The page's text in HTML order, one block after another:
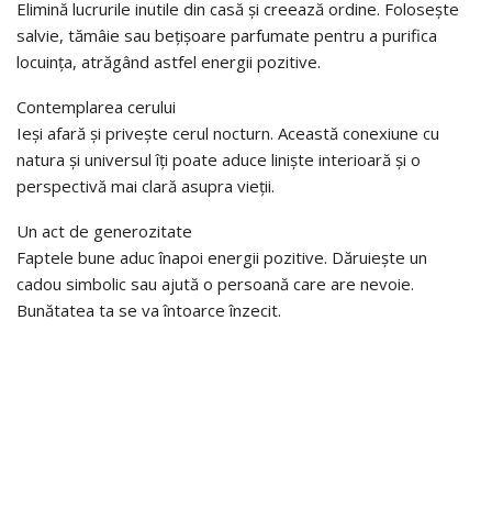
Elimină lucrurile inutile din casă și creează ordine. Folosește
salvie, tămâie sau bețișoare parfumate pentru a purifica
locuința, atrăgând astfel energii pozitive.
Contemplarea cerului
Ieși afară și privește cerul nocturn. Această conexiune cu
natura și universul îți poate aduce liniște interioară și o
perspectivă mai clară asupra vieții.
Un act de generozitate
Faptele bune aduc înapoi energii pozitive. Dăruiește un
cadou simbolic sau ajută o persoană care are nevoie.
Bunătatea ta se va întoarce înzecit.